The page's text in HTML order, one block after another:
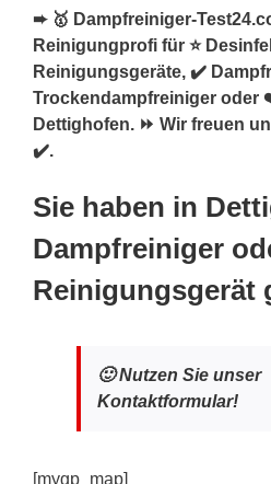
➨ 🥇 Dampfreiniger-
Reinigungprofi für ⭐
Reinigungsgeräte, ✔️
Trockendampfreiniger oder
Dettighofen. ⏩ Wir freuen
✔️.
Sie haben in
Dampfreiniger
Reinigungsgerät
🙂 Nutzen Sie unser
Kontaktformular!
[mygp_map]